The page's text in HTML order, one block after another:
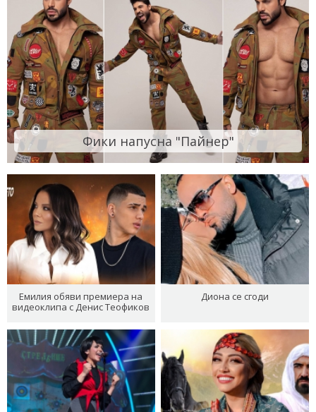
Фики напусна "Пайнер"
Емилия обяви премиера на
видеоклипа с Денис Теофиков
Диона се сгоди